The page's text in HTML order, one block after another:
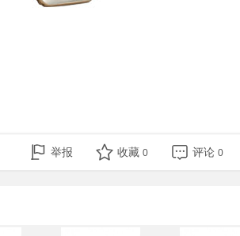
举报 收藏 0 评论 0